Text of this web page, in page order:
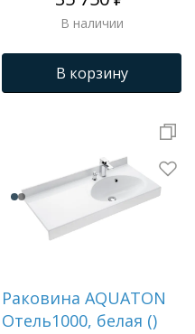
В наличии
В корзину
Раковина AQUATON
Отель1000, белая ()